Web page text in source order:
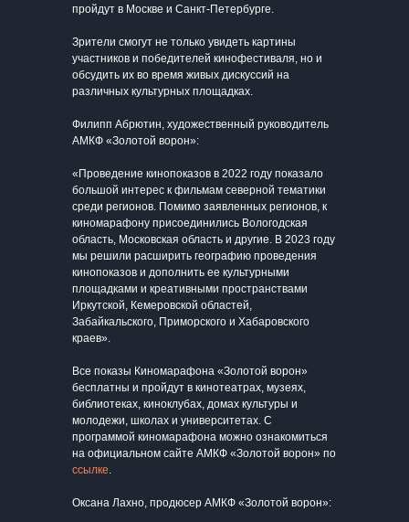
пройдут в Москве и Санкт-Петербурге.
Зрители смогут не только увидеть картины
участников и победителей кинофестиваля, но и
обсудить их во время живых дискуссий на
различных культурных площадках.
Филипп Абрютин, художественный руководитель
АМКФ «Золотой ворон»:
«Проведение кинопоказов в 2022 году показало
большой интерес к фильмам северной тематики
среди регионов. Помимо заявленных регионов, к
киномарафону присоединились Вологодская
область, Московская область и другие. В 2023 году
мы решили расширить географию проведения
кинопоказов и дополнить ее культурными
площадками и креативными пространствами
Иркутской, Кемеровской областей,
Забайкальского, Приморского и Хабаровского
краев».
Все показы Киномарафона «Золотой ворон»
бесплатны и пройдут в кинотеатрах, музеях,
библиотеках, киноклубах, домах культуры и
молодежи, школах и университетах. С
программой киномарафона можно ознакомиться
на официальном сайте АМКФ «Золотой ворон» по
ссылке.
Оксана Лахно, продюсер АМКФ «Золотой ворон»: